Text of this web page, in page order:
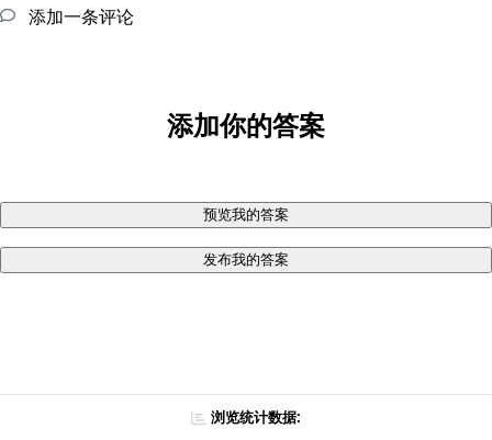
添加一条评论
添加你的答案
预览我的答案
发布我的答案
浏览统计数据: